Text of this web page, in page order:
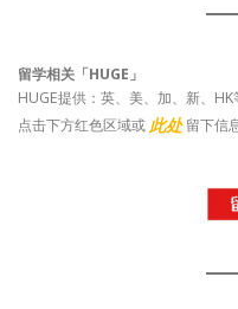
留学相关「HUGE」
HUGE提供：英、美、加、新、
点击下方红色区域或 此处 留下信